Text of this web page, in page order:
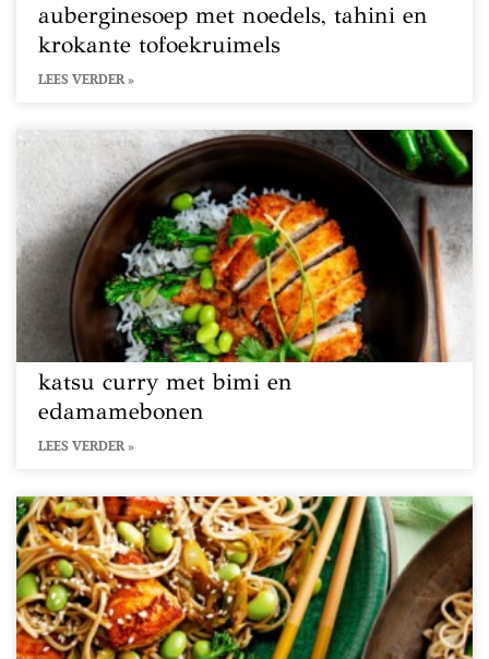
auberginesoep met noedels, tahini en
krokante tofoekruimels
LEES VERDER »
katsu curry met bimi en
edamamebonen
LEES VERDER »